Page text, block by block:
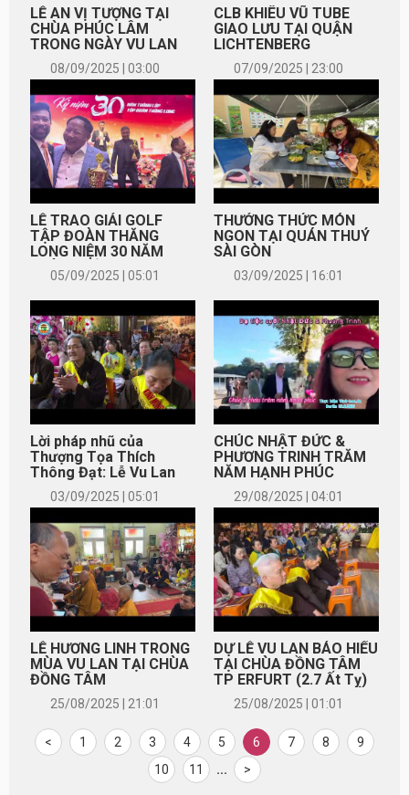
LỄ AN VỊ TƯỢNG TẠI
CHÙA PHÚC LÂM
TRONG NGÀY VU LAN
08/09/2025 | 03:00
CLB KHIÊU VŨ TUBE
GIAO LƯU TẠI QUẬN
LICHTENBERG
07/09/2025 | 23:00
LỄ TRAO GIẢI GOLF
TẬP ĐOÀN THĂNG
LONG NIỆM 30 NĂM
THÀNH LẬP
05/09/2025 | 05:01
THƯỞNG THỨC MÓN
NGON TẠI QUÁN THUÝ
SÀI GÒN
03/09/2025 | 16:01
Lời pháp nhũ của
Thượng Tọa Thích
Thông Đạt: Lễ Vu Lan
Chùa Đồng Tâm
03/09/2025 | 05:01
CHÚC NHẬT ĐỨC &
PHƯƠNG TRINH TRĂM
NĂM HẠNH PHÚC
29/08/2025 | 04:01
LỄ HƯƠNG LINH TRONG
MÙA VU LAN TẠI CHÙA
ĐỒNG TÂM
25/08/2025 | 21:01
DỰ LỄ VU LAN BÁO HIẾU
TẠI CHÙA ĐỒNG TÂM
TP ERFURT (2.7 Ất Tỵ)
25/08/2025 | 01:01
< 1 2 3 4 5 6 7 8
9
10
11 ... >